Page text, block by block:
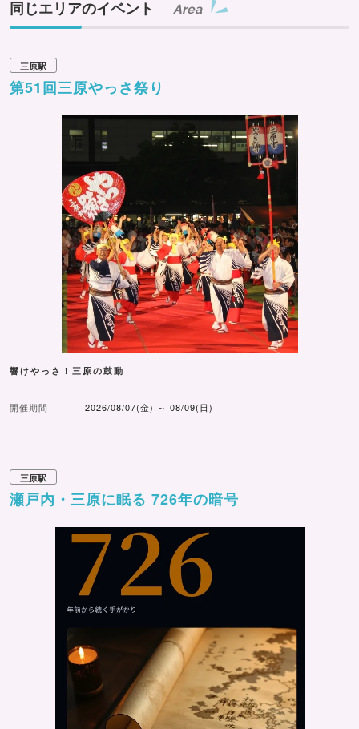
同じエリアのイベント Area
三原駅
第51回三原やっさ祭り
響けやっさ！三原の鼓動
開催期間 2026/08/07(金) ～ 08/09(日)
三原駅
瀬戸内・三原に眠る 726年の暗号